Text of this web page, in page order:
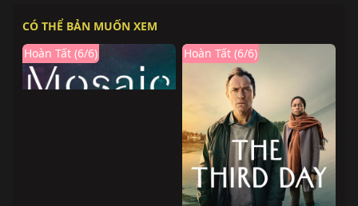
CÓ THỂ BẢN MUỐN XEM
Hoàn Tất (6/6) Hoàn Tất (6/6)